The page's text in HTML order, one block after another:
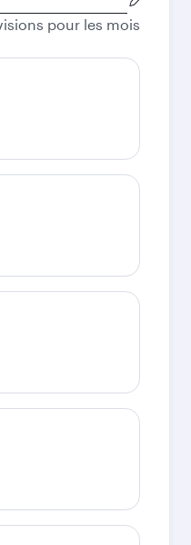
pour les mois